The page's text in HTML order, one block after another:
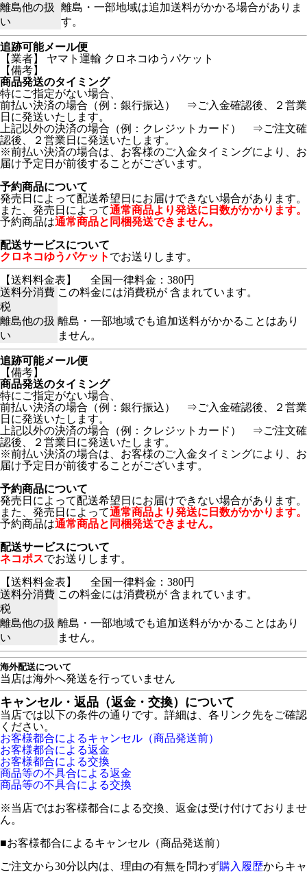
離島他の扱
い
離島・一部地域は追加送料がかかる場合がありま
す。
追跡可能メール便
【業者】 ヤマト運輸 クロネコゆうパケット
【備考】
商品発送のタイミング
特にご指定がない場合、
前払い決済の場合（例：銀行振込） ⇒ご入金確認後、２営業
日に発送いたします。
上記以外の決済の場合（例：クレジットカード） ⇒ご注文確
認後、２営業日に発送いたします。
※前払い決済の場合は、お客様のご入金タイミングにより、お
届け予定日が前後することがございます。
予約商品について
発売日によって配送希望日にお届けできない場合があります。
また、発売日によって通常商品より発送に日数がかかります。
予約商品は通常商品と同梱発送できません。
配送サービスについて
クロネコゆうパケット でお送りします。
【送料料金表】
全国一律料金：380円
送料分消費
税
この料金には消費税が 含まれています。
離島他の扱
い
離島・一部地域でも追加送料がかかることはあり
ません。
追跡可能メール便
【備考】
商品発送のタイミング
特にご指定がない場合、
前払い決済の場合（例：銀行振込） ⇒ご入金確認後、２営業
日に発送いたします。
上記以外の決済の場合（例：クレジットカード） ⇒ご注文確
認後、２営業日に発送いたします。
※前払い決済の場合は、お客様のご入金タイミングにより、お
届け予定日が前後することがございます。
予約商品について
発売日によって配送希望日にお届けできない場合があります。
また、発売日によって通常商品より発送に日数がかかります。
予約商品は通常商品と同梱発送できません。
配送サービスについて
ネコポスでお送りします。
【送料料金表】
全国一律料金：380円
送料分消費
税
この料金には消費税が 含まれています。
離島他の扱
い
離島・一部地域でも追加送料がかかることはあり
ません。
海外配送について
当店は海外へ発送を行っていません
キャンセル・返品（返金・交換）について
当店では以下の条件の通りです。詳細は、各リンク先をご確認
ください。
お客様都合によるキャンセル（商品発送前）
お客様都合による返金
お客様都合による交換
商品等の不具合による返金
商品等の不具合による交換
※当店ではお客様都合による交換、返金は受け付けておりませ
ん。
■お客様都合によるキャンセル（商品発送前）
ご注文から30分以内は、理由の有無を問わず購入履歴からキャ